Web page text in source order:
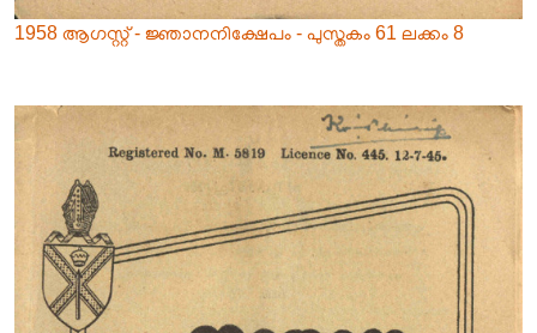
1958 ആഗസ്റ്റ് - ജ്ഞാനനിക്ഷേപം - പുസ്തകം 61 ലക്കം 8